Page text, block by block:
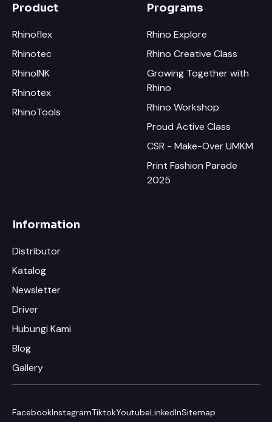
Product
Rhinoflex
Rhinotec
RhinoINK
Rhinotex
RhinoTools
Programs
Rhino Explore
Rhino Creative Class
Growing Together with
Rhino
Rhino Workshop
Proud Active Class
CSR - Make-Over UMKM
Print Fashion Parade
2025
Information
Distributor
Katalog
Newsletter
Driver
Hubungi Kami
Blog
Gallery
FacebookInstagramTiktokYoutubeLinkedInSitemap